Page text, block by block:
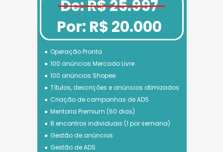
Operação Pronta
100 anúncios Mercado Livre
100 anúncios Shopee
Títulos, descrições e anúncios otimizados
Criação de campanhas de ADS
Mentoria Premium (60 dias)
8 encontros individuais (1 por semana)
Gestão de anúncios
Gestão de ADS
De: R$ 25.997
Por: R$ 20.000